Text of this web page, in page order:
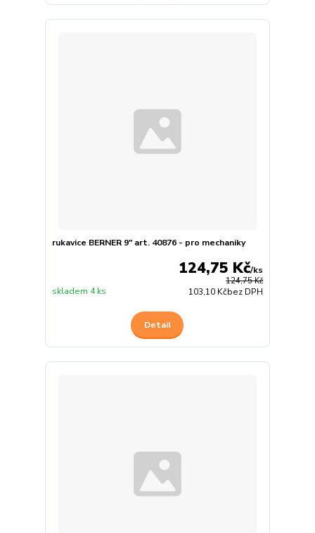
rukavice BERNER 9" art. 40876 - pro mechaniky
124,75 Kč
124,75 Kč/ks
103,10 Kčbez DPH
skladem 4 ks
Detail